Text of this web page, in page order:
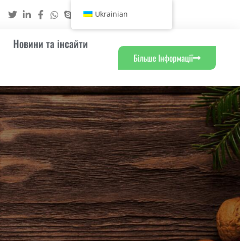
Новини та інсайти
Більше Інформації
Ukrainian